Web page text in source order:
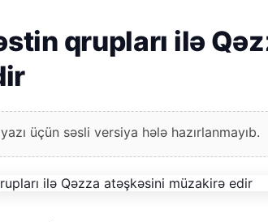
qrupları ilə
üçün səsli versiya hələ hazırlanmayıb.